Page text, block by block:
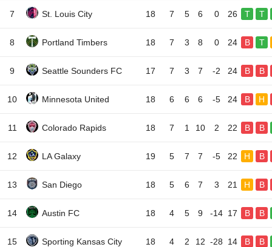
7 St. Louis City 18 7 5 6 0 26 T T
8 Portland Timbers 18 7 3 8 0 24 B T
9 Seattle Sounders FC 17 7 3 7 -2 24 B B
10 Minnesota United 18 6 6 6 -5 24 B H
11 Colorado Rapids 18 7 1 10 2 22 B B
12 LA Galaxy 19 5 7 7 -5 22 H B
13 San Diego 18 5 6 7 3 21 H B
14 Austin FC 18 4 5 9 -14 17 B B
15 Sporting Kansas City 18 4 2 12 -28 14 B B